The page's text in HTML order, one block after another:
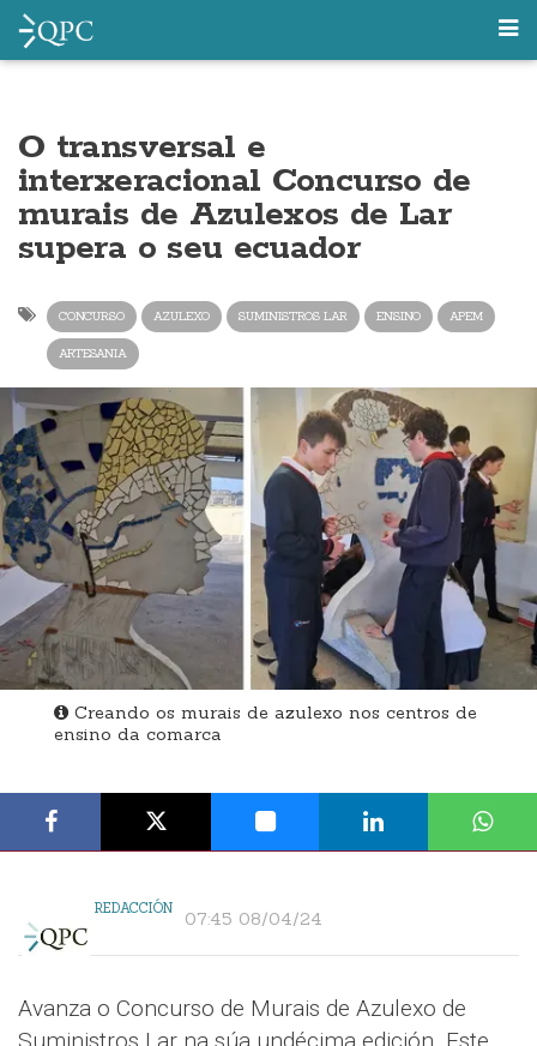
O transversal e
interxeracional Concurso de
murais de Azulexos de Lar
supera o seu ecuador
CONCURSO AZULEXO SUMINISTROS LAR ENSINO APEM
ARTESANIA
Creando os murais de azulexo nos centros de
ensino da comarca
REDACCIÓN 07:45 08/04/24
Avanza o Concurso de Murais de Azulexo de